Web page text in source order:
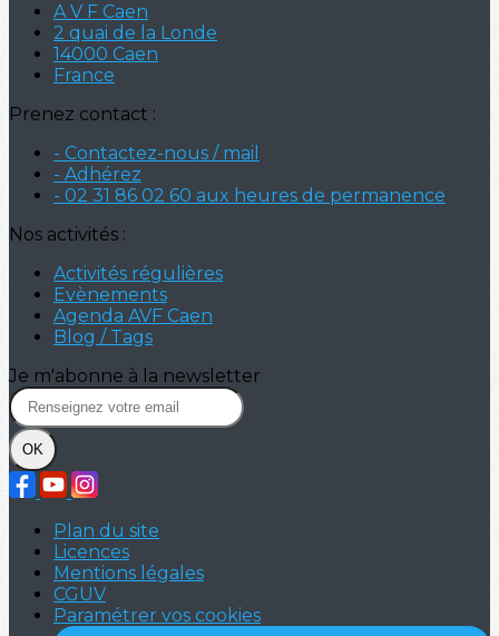
A V F Caen
2 quai de la Londe
14000 Caen
France
Prenez contact :
- Contactez-nous / mail
- Adhérez
- 02 31 86 02 60 aux heures de permanence
Nos activités :
Activités régulières
Evènements
Agenda AVF Caen
Blog / Tags
Je m'abonne à la newsletter
OK
Plan du site
Licences
Mentions légales
CGUV
Paramétrer vos cookies